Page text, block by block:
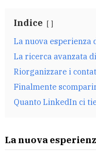
Indice
La nuova esperienza
La ricerca avanzata
Riorganizzare i
Finalmente
Quanto LinkedIn ci
La nuova